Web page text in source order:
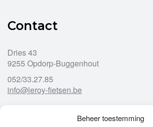
Beheer toestemming
Contact
Dries 43
9255 Opdorp-Buggenhout
052/33.27.85
info@leroy-fietsen.be
Openingsuren